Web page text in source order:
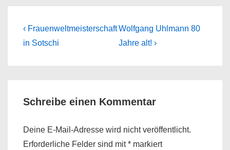
Beitragsnavigation
Previous
Post
‹ Frauenweltmeisterschaft
in Sotschi
Next
Post
Wolfgang Uhlmann 80
Jahre alt! ›
Schreibe einen Kommentar
Deine E-Mail-Adresse wird nicht veröffentlicht.
Erforderliche Felder sind mit* markiert